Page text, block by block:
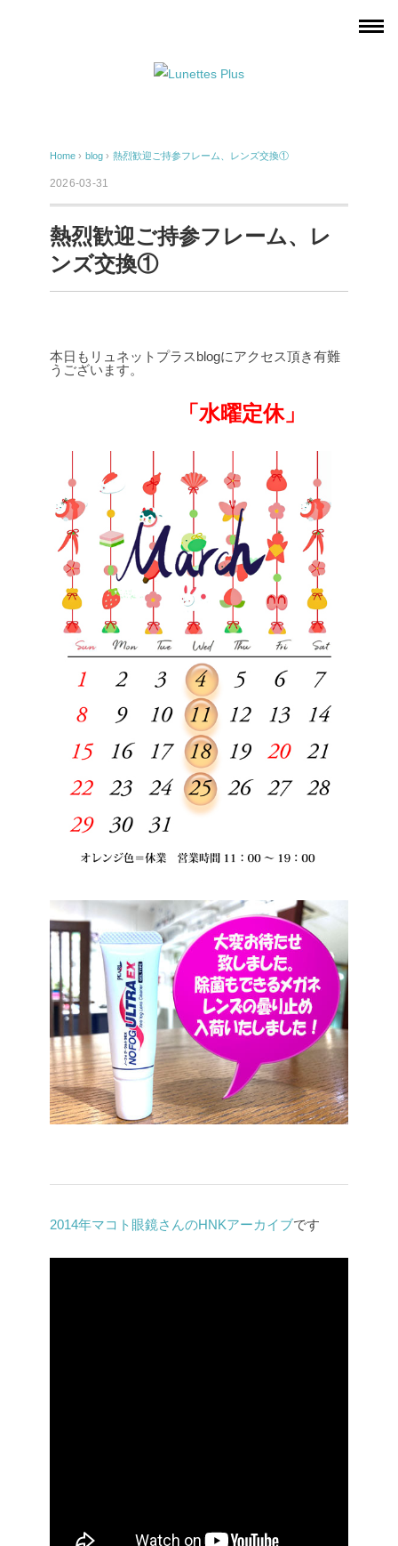
Home › blog › 熱烈歓迎ご持参フレーム、レンズ交換①
2026-03-31
熱烈歓迎ご持参フレーム、レ
ンズ交換①
本日もリュネットプラスblogにアクセス頂き有難
うございます。
「水曜定休」
2014年マコト眼鏡さんのHNKアーカイブです